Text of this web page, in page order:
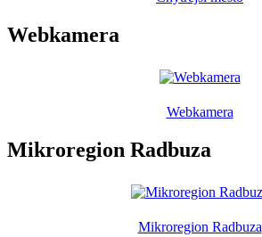
Webkamera
Webkamera
Mikroregion Radbuza
Mikroregion Radbuza